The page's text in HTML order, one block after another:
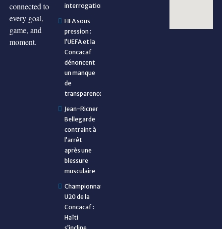
connected to
every goal,
game, and
moment.
interrogations
FIFA sous
pression :
l’UEFA et la
Concacaf
dénoncent
un manque
de
transparence
Jean-Ricner
Bellegarde
contraint à
l’arrêt
après une
blessure
musculaire
Championnat
U20 de la
Concacaf :
Haïti